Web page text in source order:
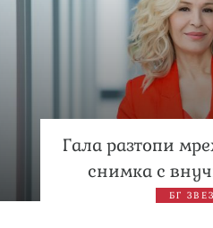
Гала разтопи
снимка с
БГ